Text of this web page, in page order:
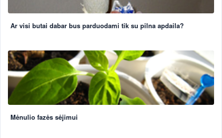
Ar visi butai dabar bus parduodami tik su pilna apdaila?
Mėnulio fazės sėjimui